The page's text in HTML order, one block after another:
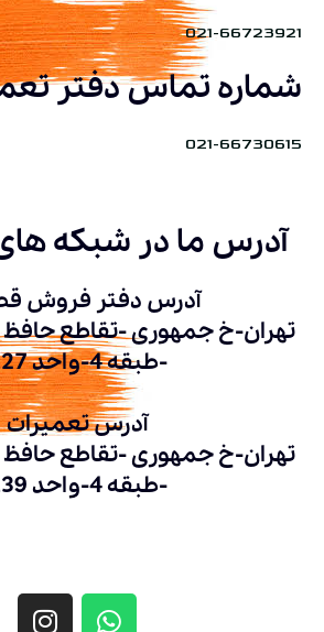
021-66723921
شماره تماس دفتر
021-66730615
آدرس ما در شبکه
آدرس دفتر فروش
تهران-خ جمهوری -تقاطع حافظ
-طبقه 4-واحد 127
آدرس تعمیرات
تهران-خ جمهوری -تقاطع حافظ
-طبقه 4-واحد 139